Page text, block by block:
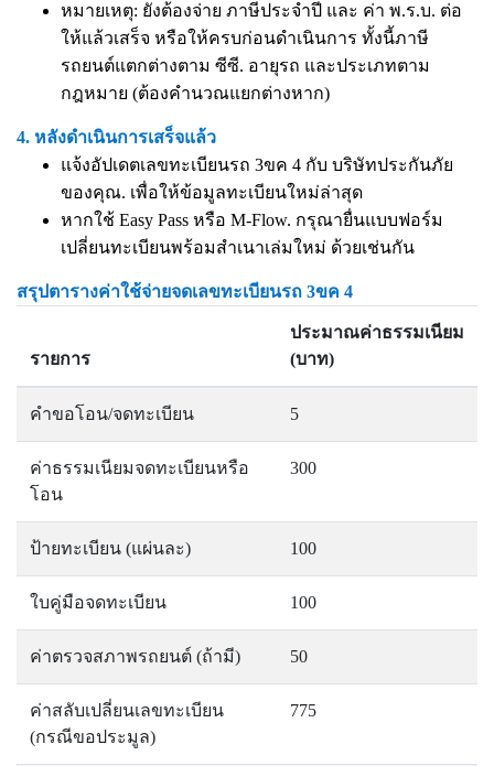
หมายเหตุ: ยังต้องจ่าย ภาษีประจำปี และ ค่า พ.ร.บ. ต่อ
ให้แล้วเสร็จ หรือให้ครบก่อนดำเนินการ ทั้งนี้ภาษี
รถยนต์แตกต่างตาม ซีซี. อายุรถ และประเภทตาม
กฎหมาย (ต้องคำนวณแยกต่างหาก)
4. หลังดำเนินการเสร็จแล้ว
แจ้งอัปเดตเลขทะเบียนรถ 3ขค 4 กับ บริษัทประกันภัย
ของคุณ. เพื่อให้ข้อมูลทะเบียนใหม่ล่าสุด
หากใช้ Easy Pass หรือ M-Flow. กรุณายื่นแบบฟอร์ม
เปลี่ยนทะเบียนพร้อมสำเนาเล่มใหม่ ด้วยเช่นกัน
สรุปตารางค่าใช้จ่ายจดเลขทะเบียนรถ 3ขค 4
รายการ
ประมาณค่าธรรมเนียม
(บาท)
คำขอโอน/จดทะเบียน 5
ค่าธรรมเนียมจดทะเบียนหรือ
โอน
300
ป้ายทะเบียน (แผ่นละ) 100
ใบคู่มือจดทะเบียน 100
ค่าตรวจสภาพรถยนต์ (ถ้ามี) 50
ค่าสลับเปลี่ยนเลขทะเบียน
(กรณีขอประมูล)
775